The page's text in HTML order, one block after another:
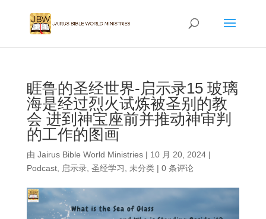
睚鲁的圣经世界-启示录15 玻璃
海是经过烈火试炼被圣别的教
会 进到神宝座前并推动神审判
的工作的图画
由 Jairus Bible World Ministries| 10 月 20, 2024|
Podcast, 启示录, 圣经学习 未分类| 0 条评论